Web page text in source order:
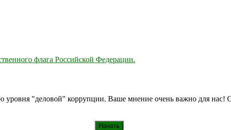
флага Российской Федерации.
уровня "деловой" коррупции. Ваше мнение очень важно для
Начать